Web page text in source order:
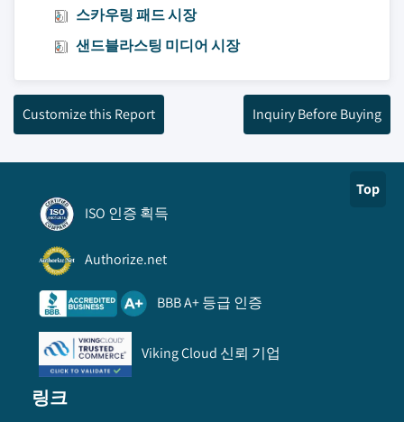
스카우링 패드 시장
샌드블라스팅 미디어 시장
Customize this Report Inquiry Before Buying
Top
ISO 인증 획득
Authorize.net
BBB A+ 등급 인증
Viking Cloud 신뢰 기업
링크